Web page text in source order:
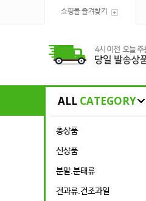
쇼핑몰 즐겨찾기
ALL CATEGORY
총상품
신상품
분말.분태류
견과류.건조과일